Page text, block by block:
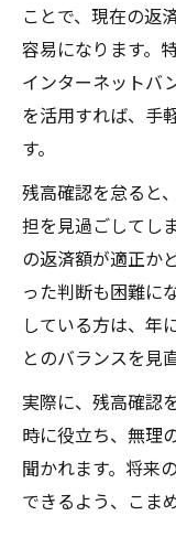
ことで、現在の返
容易になります。
インターネットバ
を活用すれば、手
す。
残高確認を怠ると
担を見過ごしてし
の返済額が適正か
った判断も困難に
している方は、年
とのバランスを見
実際に、残高確認
時に役立ち、無理
聞かれます。将来
できるよう、こま